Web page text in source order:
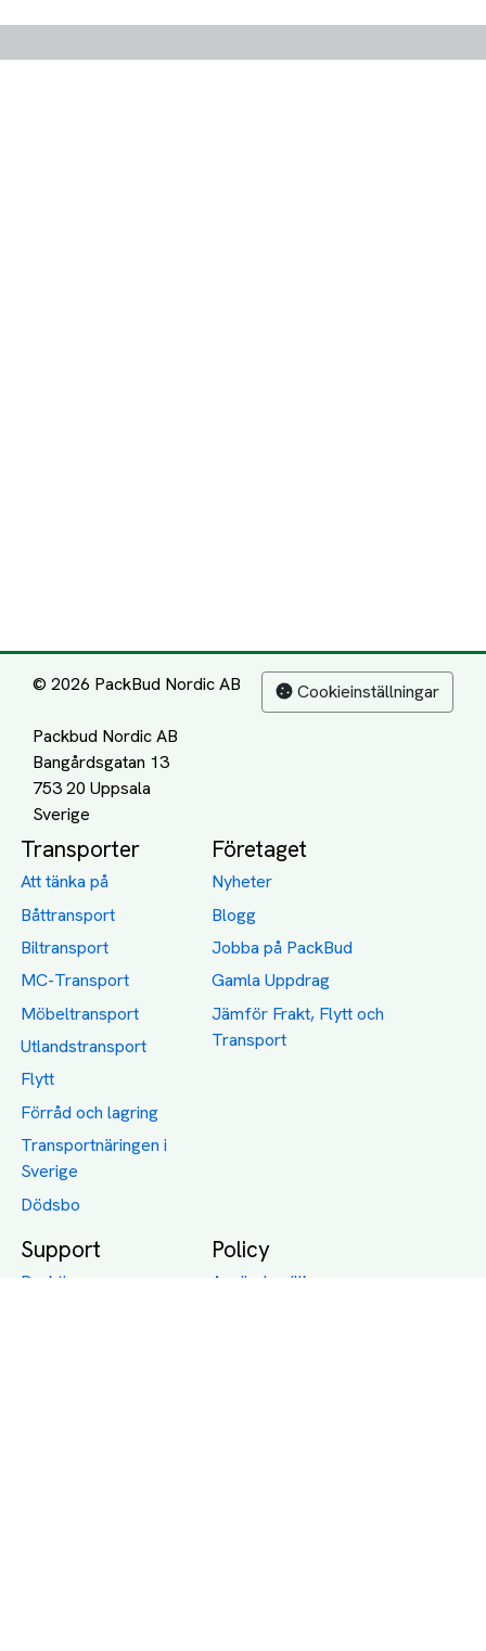
© 2026 PackBud Nordic AB
Packbud Nordic AB
Bangårdsgatan 13
753 20 Uppsala
Cookieinställningar
Transporter
Att tänka på
Båttransport
Biltransport
MC-Transport
Möbeltransport
Utlandstransport
Flytt
Förråd och lagring
Transportnäringen i
Sverige
Dödsbo
Företaget
Nyheter
Blogg
Jobba på PackBud
Gamla Uppdrag
Jämför Frakt, Flytt och
Transport
Support
Packtips
Policy
Användarvillkor